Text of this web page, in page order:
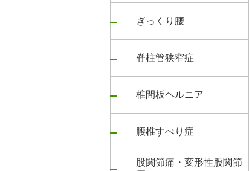
ぎっくり腰
脊柱管狭窄症
椎間板ヘルニア
腰椎すべり症
股関節痛・変形性股関節